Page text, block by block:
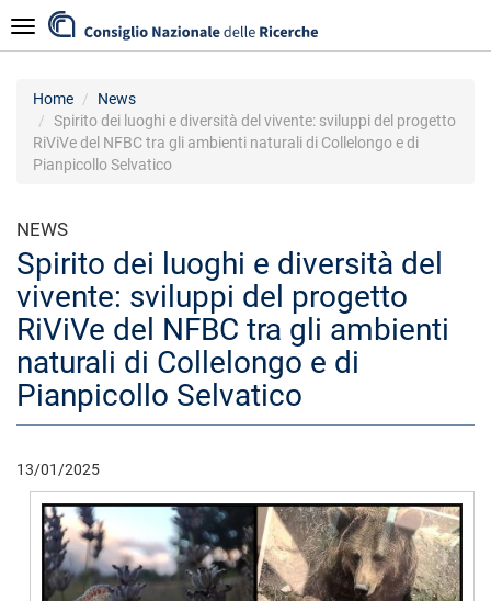
to
main
Navigazione
Home
News
Spirito dei luoghi e diversità del vivente: sviluppi del progetto
RiViVe del NFBC tra gli ambienti naturali di Collelongo e di
Pianpicollo Selvatico
NEWS
Spirito dei luoghi e diversità del
vivente: sviluppi del progetto
RiViVe del NFBC tra gli ambienti
naturali di Collelongo e di
Pianpicollo Selvatico
13/01/2025